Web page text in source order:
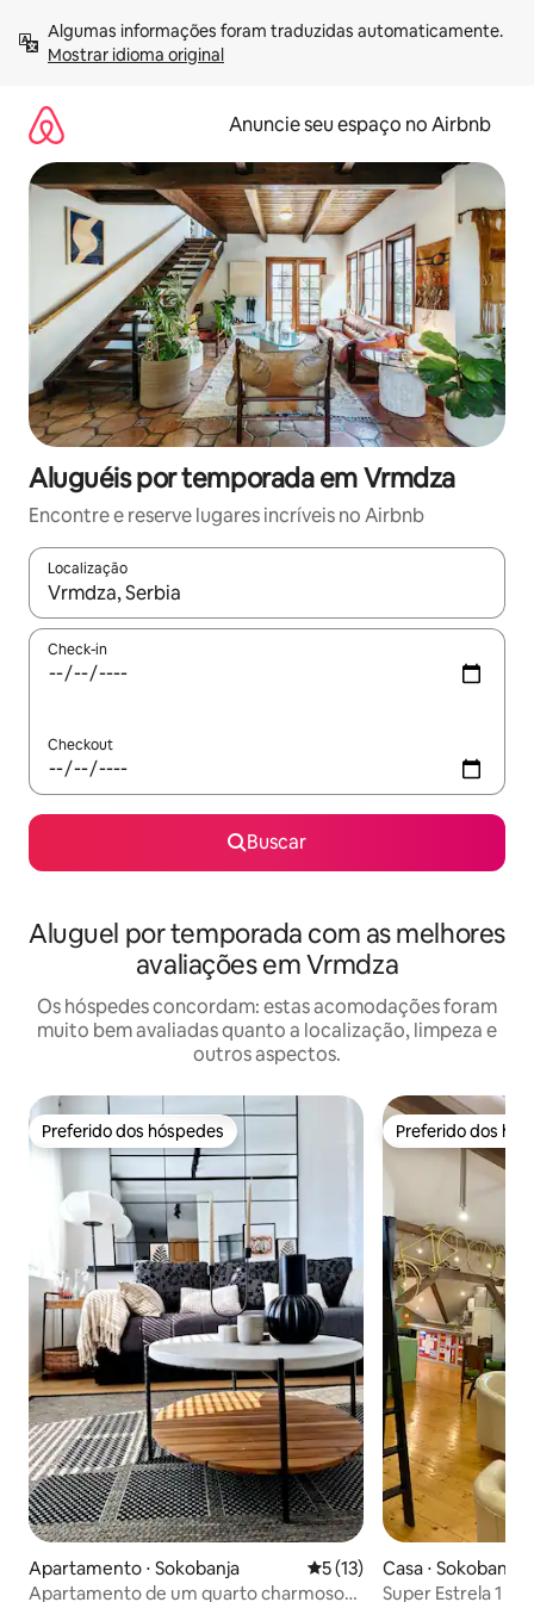
para
Mostrar idioma original
Anuncie seu espaço no Airbnb
Aluguéis por temporada em Vrmdza
Encontre e reserve lugares incríveis no Airbnb
Localização
Quando os resultados estiverem disponíveis, explore-os
Check-in
Checkout
Buscar
Aluguel por temporada com as melhores
avaliações em Vrmdza
Os hóspedes concordam: estas acomodações foram
muito bem avaliadas quanto a localização, limpeza e
outros aspectos.
Preferido dos hóspedes
Preferido dos hóspedes
Apartamento ⋅ Sokobanja 5 de uma avaliação média
5 (13)
Apartamento de um quarto charmoso
Preferido dos
Preferido dos
Casa ⋅ Sokobanja
Super Estrela 1